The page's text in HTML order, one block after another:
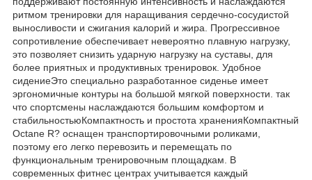
ритмом тренировки для наращивания сердечно-сосудистой
выносливости и сжигания калорий и жира. Прогрессивное
сопротивление обеспечивает невероятно плавную нагрузку,
это позволяет снизить ударную нагрузку на суставы, для
более приятных и продуктивных тренировок. Удобное
сидениеЭто специально разработанное сиденье имеет
эргономичные контуры на большой мягкой поверхности. так
что спортсмены наслаждаются большим комфортом и
стабильностьюКомпактность и простота храненияКомпактный
Octane R? оснащен транспортировочными роликами,
поэтому его легко перевозить и перемещать по
функциональным тренировочным площадкам. В
современных фитнес центрах учитывается каждый